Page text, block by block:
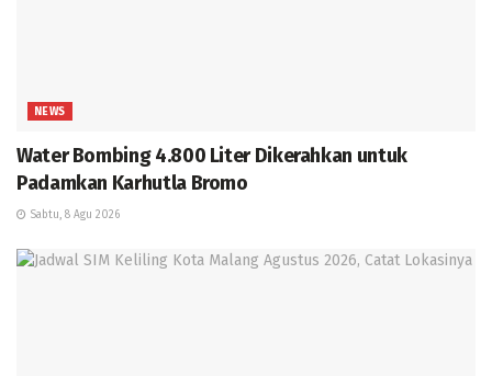
NEWS
Water Bombing 4.800 Liter Dikerahkan untuk
Padamkan Karhutla Bromo
Sabtu, 8 Agu 2026